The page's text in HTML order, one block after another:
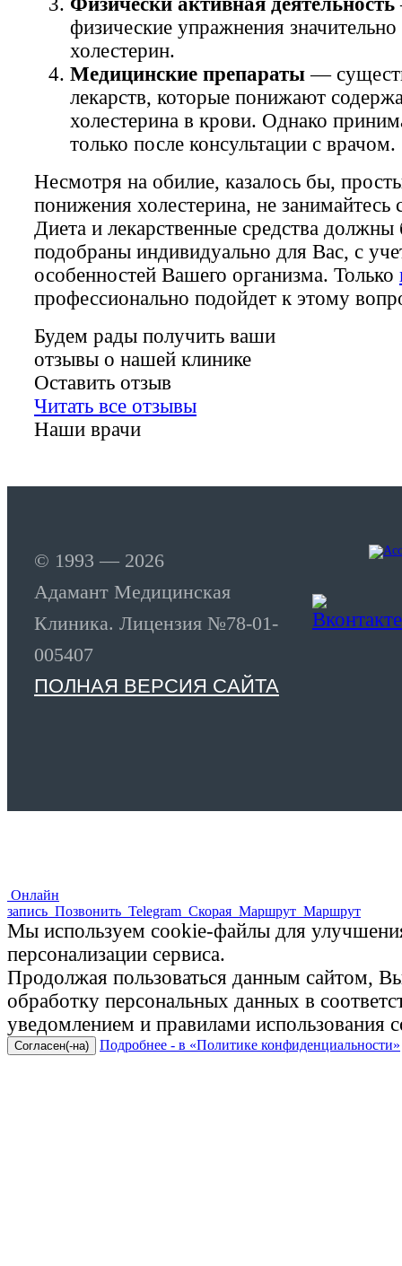
физические упражнения
холестерин.
Медицинские препараты —
лекарств, которые понижают
холестерина в крови. Однако
только после консультации с врачом.
Несмотря на обилие, казалось бы,
понижения холестерина, не занимайтесь
Диета и лекарственные средства должны
подобраны индивидуально для Вас, с
особенностей Вашего организма. Только
профессионально подойдет к этому
Будем рады получить ваши
отзывы о нашей клинике
Оставить отзыв
Читать все отзывы
Наши врачи
© 1993 — 2026
Адамант Медицинская
Клиника. Лицензия №78-01-
005407
ПОЛНАЯ ВЕРСИЯ САЙТА
Онлайн
запись Позвонить Telegram Скорая Маршрут Маршрут
Мы используем cookie-файлы для
персонализации сервиса.
Продолжая пользоваться данным сайтом, Вы
обработку персональных данных в
уведомлением и правилами использования
Согласен(-на) Подробнее - в «Политике конфиденциальности»